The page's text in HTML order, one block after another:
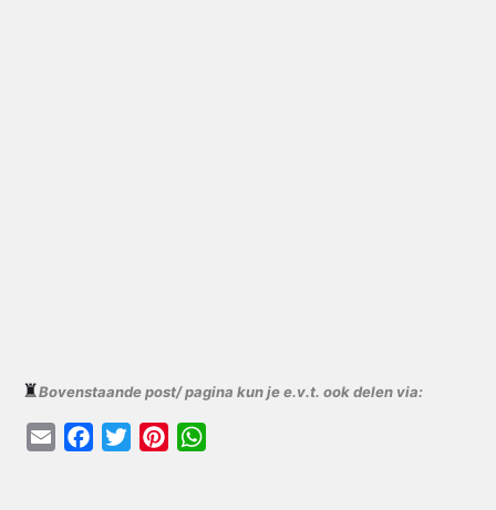
♜Bovenstaande post/ pagina kun je e.v.t. ook delen via: